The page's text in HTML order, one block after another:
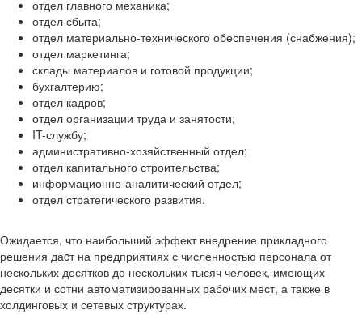
отдел главного механика;
отдел сбыта;
отдел материально-технического обеспечения (снабжения);
отдел маркетинга;
склады материалов и готовой продукции;
бухгалтерию;
отдел кадров;
отдел организации труда и занятости;
IT-службу;
административно-хозяйственный отдел;
отдел капитального строительства;
информационно-аналитический отдел;
отдел стратегического развития.
Ожидается, что наибольший эффект внедрение прикладного
решения даcт на предприятиях с численностью персонала от
нескольких десятков до нескольких тысяч человек, имеющих
десятки и сотни автоматизированных рабочих мест, а также в
холдинговых и сетевых структурах.